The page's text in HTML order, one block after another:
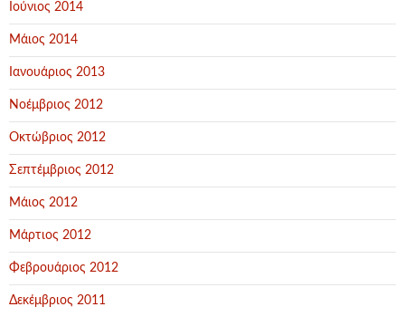
Ιούνιος 2014
Μάιος 2014
Ιανουάριος 2013
Νοέμβριος 2012
Οκτώβριος 2012
Σεπτέμβριος 2012
Μάιος 2012
Μάρτιος 2012
Φεβρουάριος 2012
Δεκέμβριος 2011